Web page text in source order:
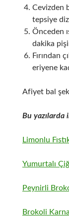
Cevizden
tepsiye
Önceden
dakika
Fırından
eriyene
Afiyet bal
Bu yazılarda
Limonlu
Yumurtalı
Peynirli
Brokoli